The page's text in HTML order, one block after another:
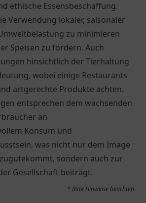
ethische Essensbeschaffung.
Verwendung lokaler, saisonaler
zu minimieren
Speisen zu fördern. Auch
hinsichtlich der Tierhaltung
wobei einige Restaurants
artgerechte Produkte achten.
entsprechen dem wachsenden
an
Konsum und
was nicht nur dem Image
sondern auch zur
Gesellschaft beiträgt.
* Bitte Hinweise beachten